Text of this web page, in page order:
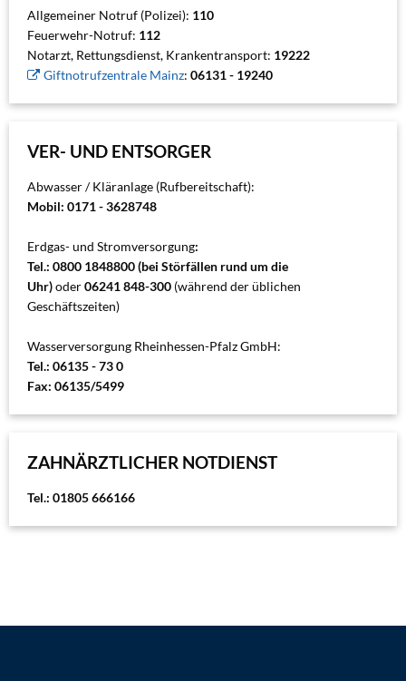
Allgemeiner Notruf (Polizei): 110
Feuerwehr-Notruf: 112
Notarzt, Rettungsdienst, Krankentransport: 19222
Giftnotrufzentrale Mainz: 06131 - 19240
VER- UND ENTSORGER
Abwasser / Kläranlage (Rufbereitschaft):
Mobil: 0171 - 3628748
Erdgas- und Stromversorgung:
Tel.: 0800 1848800 (bei Störfällen rund um die
Uhr)oder06241 848-300 (während der üblichen
Geschäftszeiten)
Wasserversorgung Rheinhessen-Pfalz GmbH:
Tel.: 06135 - 73 0
Fax: 06135/5499
ZAHNÄRZTLICHER NOTDIENST
Tel.: 01805 666166